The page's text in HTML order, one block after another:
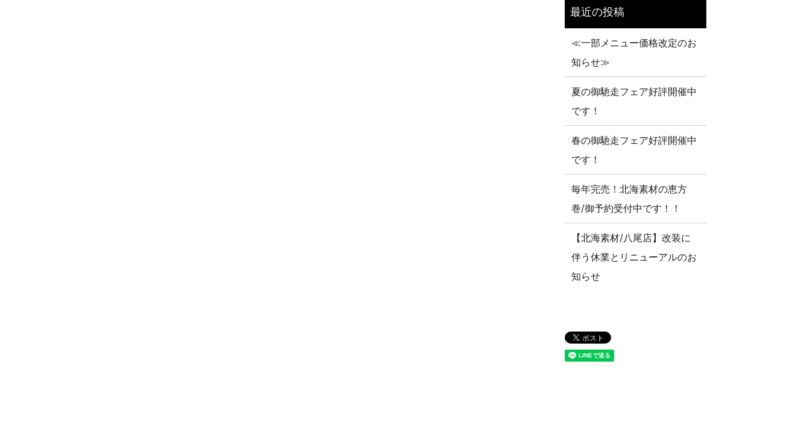
≪一部メニュー価格改定のお
知らせ≫
夏の御馳走フェア好評開催中
です！
春の御馳走フェア好評開催中
です！
毎年完売！北海素材の恵方
巻/御予約受付中です！！
【北海素材/八尾店】改装に
伴う休業とリニューアルのお
知らせ